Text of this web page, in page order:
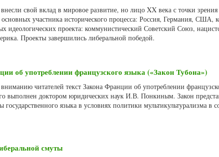
свой вклад в мировое развитие, но лицо XX века с точки
участника исторического процесса: Россия, Германия, США,
идеологических проекта: коммунистический Советский Союз,
Проекты завершились либеральной победой.
об употреблении французского языка («Закон Тубона»)
читателей текст Закона Франции об употреблении
выполнен доктором юридических наук И.В. Понкиным. Закон
государственного языка в условиях политики мультикультурализма в
смуты